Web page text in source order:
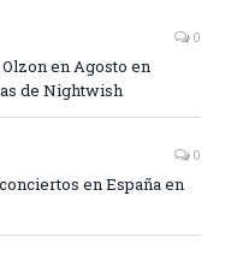
0
en Agosto en
de Nightwish
0
en España en